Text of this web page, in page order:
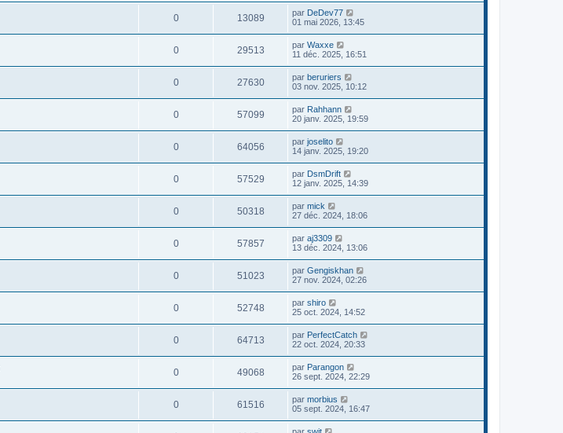
0 13089 par DeDev77
01 mai 2026, 13:45
0 29513 par Waxxe
11 déc. 2025, 16:51
0 27630 par beruriers
03 nov. 2025, 10:12
0 57099 par Rahhann
20 janv. 2025, 19:59
0 64056 par joselito
14 janv. 2025, 19:20
0 57529 par DsmDrift
12 janv. 2025, 14:39
0 50318 par mick
27 déc. 2024, 18:06
0 57857 par aj3309
13 déc. 2024, 13:06
0 51023 par Gengiskhan
27 nov. 2024, 02:26
0 52748 par shiro
25 oct. 2024, 14:52
0 64713 par PerfectCatch
22 oct. 2024, 20:33
0 49068 par Parangon
26 sept. 2024, 22:29
0 61516 par morbius
05 sept. 2024, 16:47
par swit